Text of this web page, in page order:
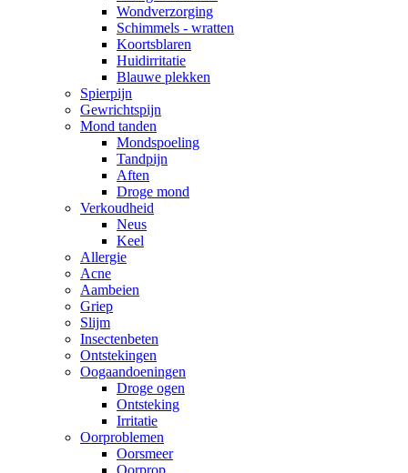
Wondverzorging
Schimmels - wratten
Koortsblaren
Huidirritatie
Blauwe plekken
Spierpijn
Gewrichtspijn
Mond tanden
Mondspoeling
Tandpijn
Aften
Droge mond
Verkoudheid
Neus
Keel
Allergie
Acne
Aambeien
Griep
Slijm
Insectenbeten
Ontstekingen
Oogaandoeningen
Droge ogen
Ontsteking
Irritatie
Oorproblemen
Oorsmeer
Oorprop